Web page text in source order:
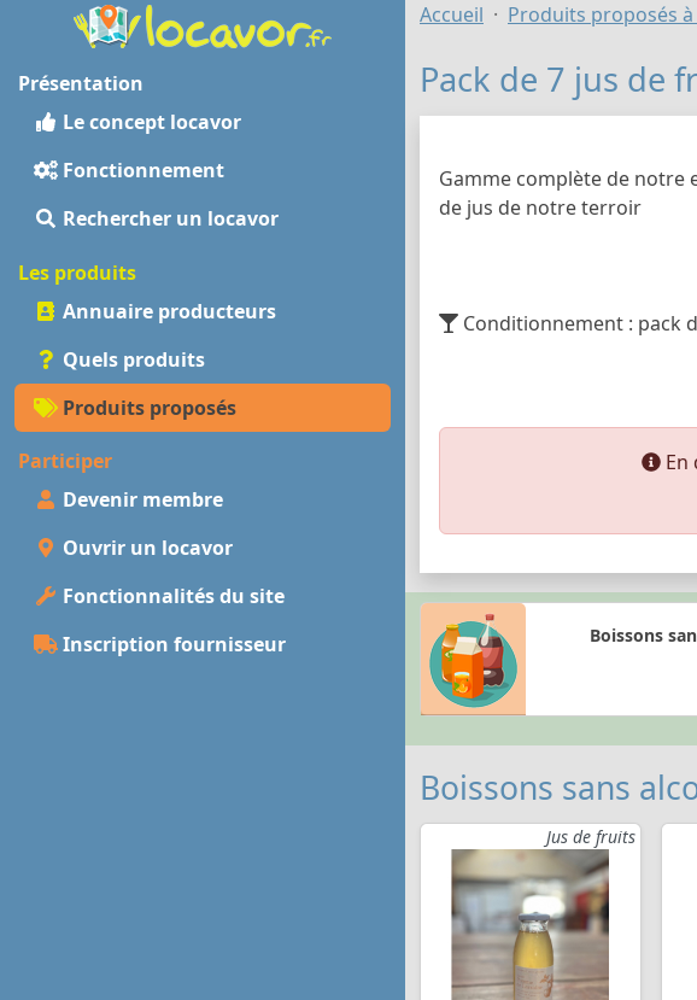
Présentation
Le concept locavor
Fonctionnement
Rechercher un locavor
Les produits
Annuaire producteurs
Quels produits
Produits proposés
Participer
Devenir membre
Ouvrir un locavor
Fonctionnalités du site
Inscription fournisseur
Accueil Produits proposés
Pack de 7 jus de
Gamme complète de notre
de jus de notre terroir
Conditionnement : pack
En
Boissons
Boissons sans
Jus de fruits